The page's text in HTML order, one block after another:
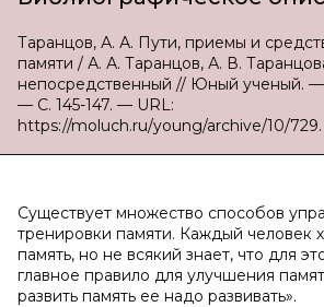
Таранцов, А. А. Пути, приемы и
памяти / А. А. Таранцов, А. В.
непосредственный // Юный ученый.
— С. 145-147. — URL:
https://moluch.ru/young/archive/10/729.
Существует множество способов
тренировки памяти. Каждый человек
память, но не всякий знает, что для
главное правило для улучшения
развить память ее надо развивать».